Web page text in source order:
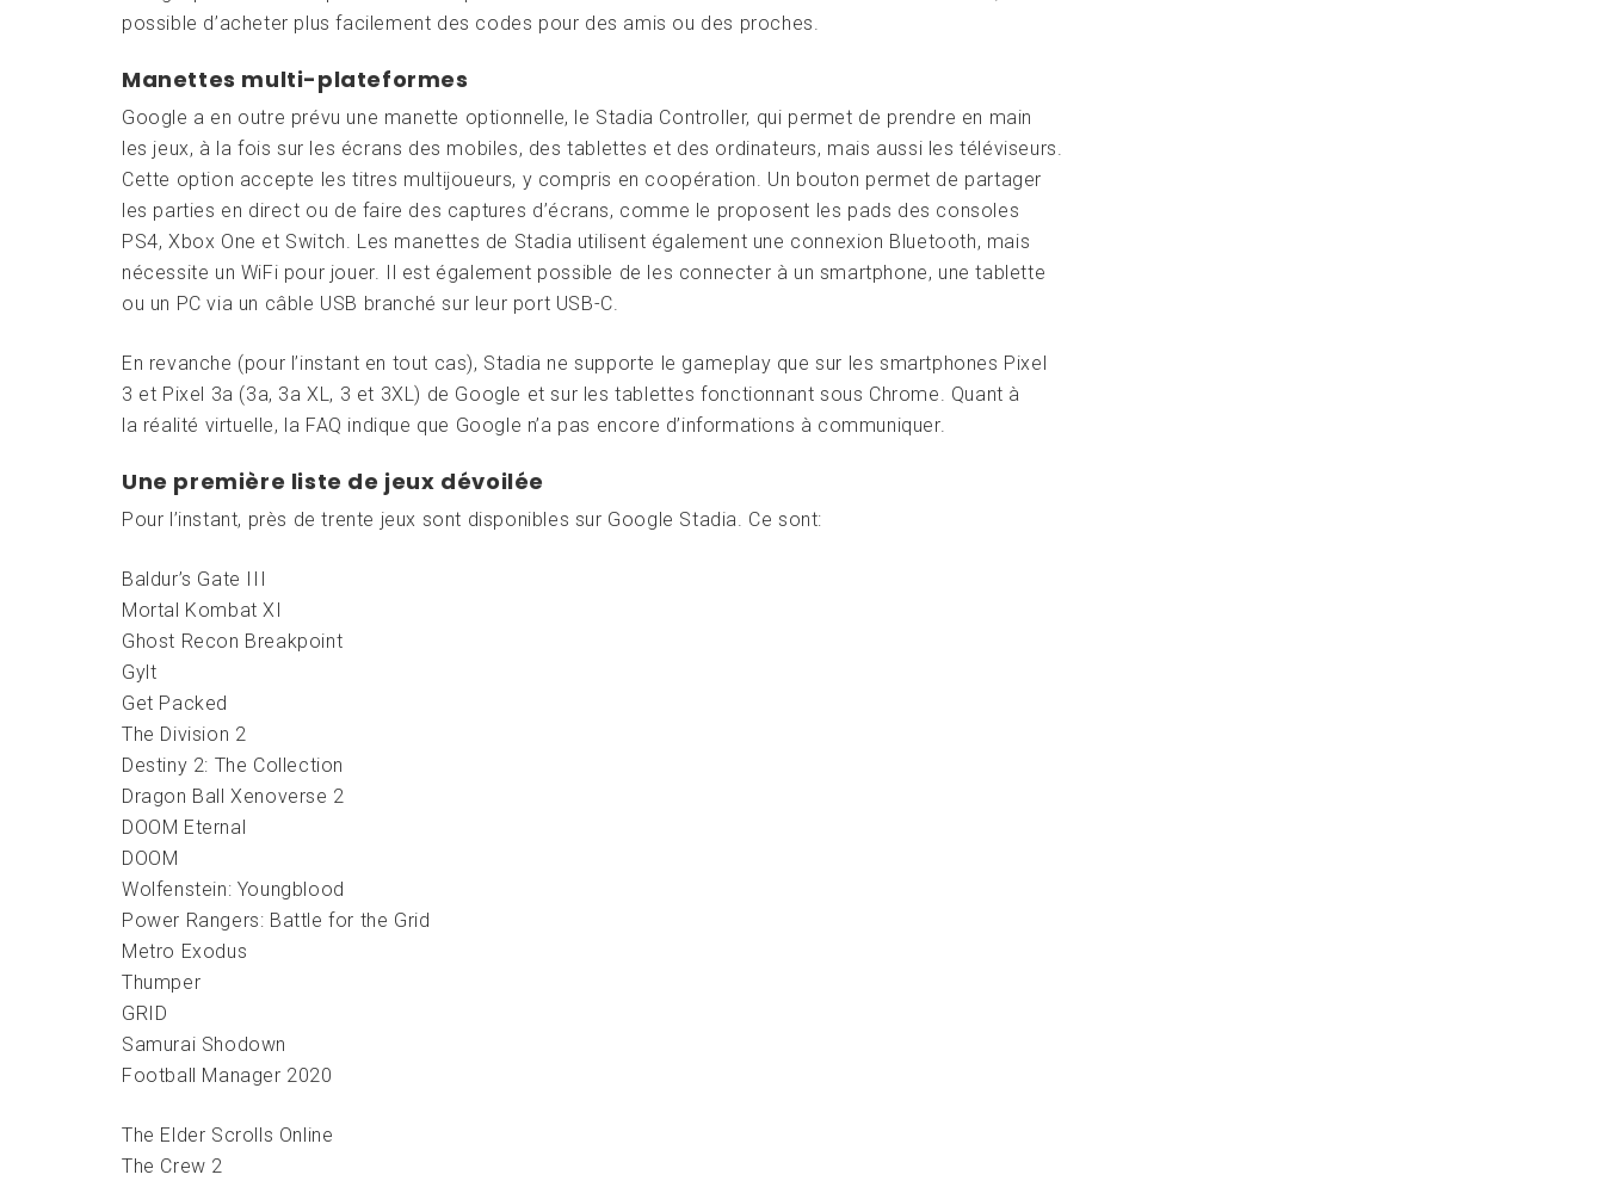
possible d’acheter plus facilement des codes pour des amis ou des proches.
Manettes multi-plateformes
Google a en outre prévu une manette optionnelle, le Stadia Controller, qui permet de prendre en main
les jeux, à la fois sur les écrans des mobiles, des tablettes et des ordinateurs, mais aussi les téléviseurs.
Cette option accepte les titres multijoueurs, y compris en coopération. Un bouton permet de partager
les parties en direct ou de faire des captures d’écrans, comme le proposent les pads des consoles
PS4, Xbox One et Switch. Les manettes de Stadia utilisent également une connexion Bluetooth, mais
nécessite un WiFi pour jouer. Il est également possible de les connecter à un smartphone, une tablette
ou un PC via un câble USB branché sur leur port USB-C.
En revanche (pour l’instant en tout cas), Stadia ne supporte le gameplay que sur les smartphones Pixel
3 et Pixel 3a (3a, 3a XL, 3 et 3XL) de Google et sur les tablettes fonctionnant sous Chrome. Quant à
la réalité virtuelle, la FAQ indique que Google n’a pas encore d’informations à communiquer.
Une première liste de jeux dévoilée
Pour l’instant, près de trente jeux sont disponibles sur Google Stadia. Ce sont:
Baldur’s Gate III
Mortal Kombat XI
Ghost Recon Breakpoint
Gylt
Get Packed
The Division 2
Destiny 2: The Collection
Dragon Ball Xenoverse 2
DOOM Eternal
DOOM
Wolfenstein: Youngblood
Power Rangers: Battle for the Grid
Metro Exodus
Thumper
GRID
Samurai Shodown
Football Manager 2020
The Elder Scrolls Online
The Crew 2